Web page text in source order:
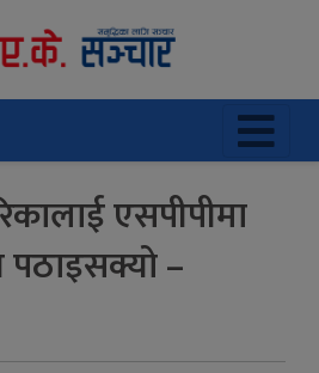
एसपीपीमा
पठाइसक्यो –